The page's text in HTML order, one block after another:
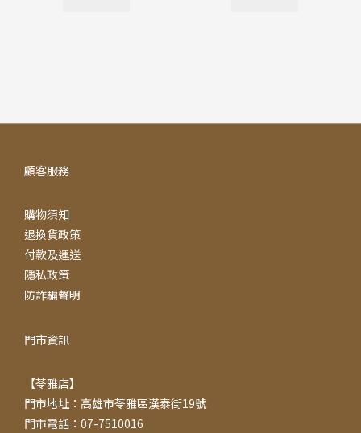
顧客服務
購物須知
退換貨政策
付款及運送
隱私政策
防詐騙聲明
門市資訊
【苓雅店】
門市地址：高雄市苓雅區漢泰街19號
門市電話：07-7510016